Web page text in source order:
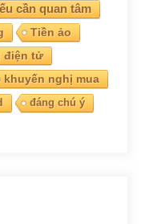
cần quan tâm
Tiền ảo
điện tử
khuyến nghị mua
đáng chú ý